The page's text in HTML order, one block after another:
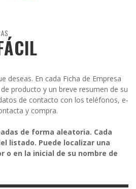
deseas. En cada Ficha de Empresa
producto y un breve resumen de su
de contacto con los teléfonos, e-
y compra.
de forma aleatoria. Cada
listado. Puede localizar una
o en la inicial de su nombre de